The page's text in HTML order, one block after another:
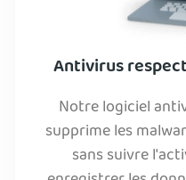
Antivirus
Notre logiciel
supprime les
sans suivre